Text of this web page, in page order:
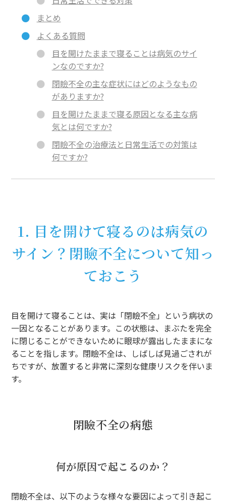
まとめ
よくある質問
目を開けたままで寝ることは病気のサイ
ンなのですか?
閉瞼不全の主な症状にはどのようなもの
がありますか?
目を開けたままで寝る原因となる主な病
気とは何ですか?
閉瞼不全の治療法と日常生活での対策は
何ですか?
1. 目を開けて寝るのは病気の
サイン？閉瞼不全について知っ
ておこう
目を開けて寝ることは、実は「閉瞼不全」という病状の
一因となることがあります。この状態は、まぶたを完全
に閉じることができないために眼球が露出したままにな
ることを指します。閉瞼不全は、しばしば見過ごされが
ちですが、放置すると非常に深刻な健康リスクを伴いま
す。
閉瞼不全の病態
何が原因で起こるのか？
閉瞼不全は、以下のような様々な要因によって引き起こ